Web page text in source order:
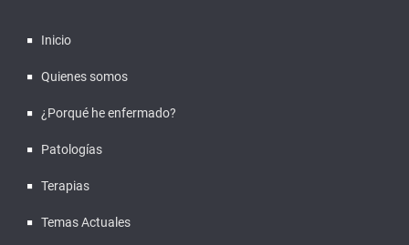
Inicio
Quienes somos
¿Porqué he enfermado?
Patologías
Terapias
Temas Actuales